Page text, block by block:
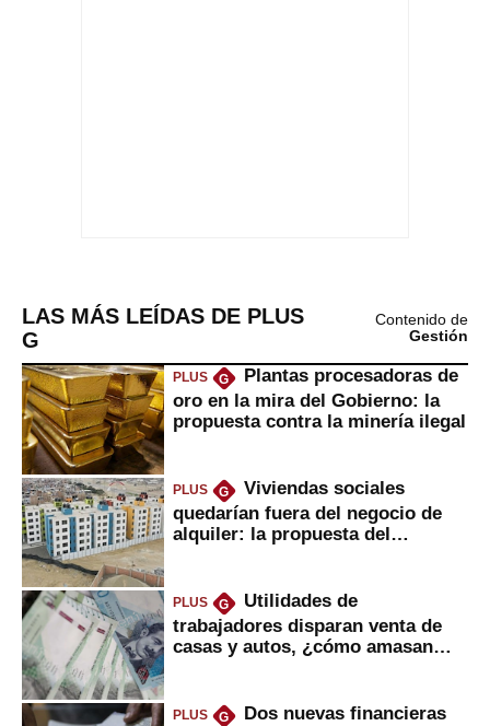
LAS MÁS LEÍDAS DE PLUS
G
Contenido de
Gestión
PLUS G
Plantas procesadoras de
oro en la mira del Gobierno: la
propuesta contra la minería ilegal
PLUS G
Viviendas sociales
quedarían fuera del negocio de
alquiler: la propuesta del
PLUS G
Utilidades de
trabajadores disparan venta de
casas y autos, ¿cómo amasan
PLUS G
Dos nuevas financieras